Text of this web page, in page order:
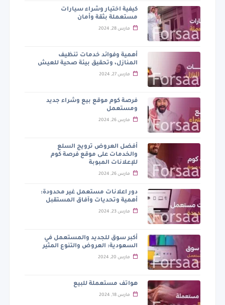
كيفية اختيار وشراء سيارات
مستعملة بثقة وأمان
مارس 28, 2024
أهمية وفوائد خدمات تنظيف
المنازل، وتحقيق بيئة صحية للعيش
مارس 27, 2024
فرصة كوم موقع بيع وشراء جديد
ومستعمل
مارس 26, 2024
أفضل العروض ترويج السلع
والخدمات على موقع فرصة كوم
للإعلانات المبوبة
مارس 26, 2024
دور اعلانات مستعمل غير محدودة:
أهمية وتحديات وآفاق المستقبل
مارس 23, 2024
أكبر سوق للجديد والمستعمل في
السعودية: العروض والتنوع المثير
مارس 20, 2024
هواتف مستعملة للبيع
مارس 18, 2024